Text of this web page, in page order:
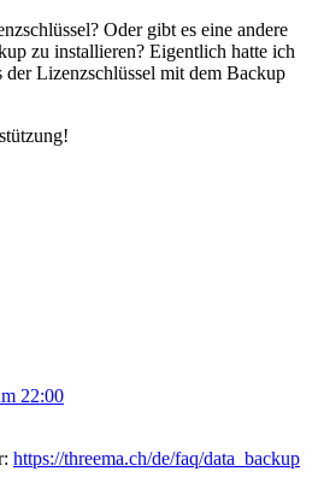
Oder gibt es eine andere
zu installieren? Eigentlich hatte ich
der Lizenzschlüssel mit dem Backup
22:00
https://threema.ch/de/faq/data_backup